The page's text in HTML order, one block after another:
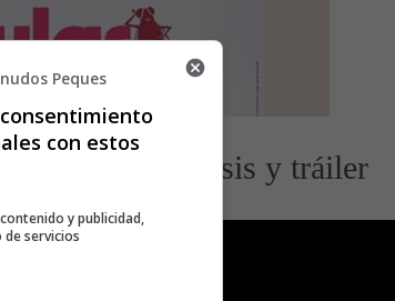
- Sinopsis y tráiler
Peques
con estos
y publicidad,
servicios